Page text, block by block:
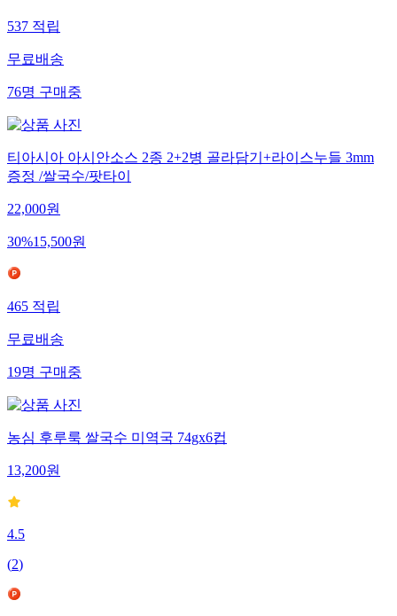
537적립
무료배송
76명구매중
티아시아 아시안소스 2종 2+2병 골라담기+라이스누들 3mm
증정 /쌀국수/팟타이
22,000원
30%15,500원
465적립
무료배송
19명구매중
농심 후루룩 쌀국수 미역국 74gx6컵
13,200원
4.5
(2)